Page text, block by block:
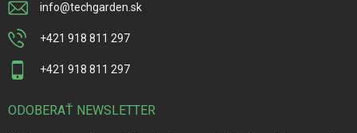
info@techgarden.sk
+421 918 811 297
+421 918 811 297
ODOBERAŤ NEWSLETTER